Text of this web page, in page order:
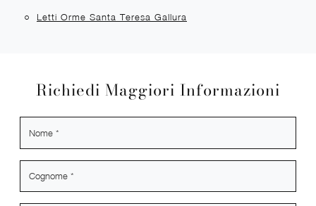
Letti Orme Santa Teresa Gallura
Richiedi Maggiori Informazioni